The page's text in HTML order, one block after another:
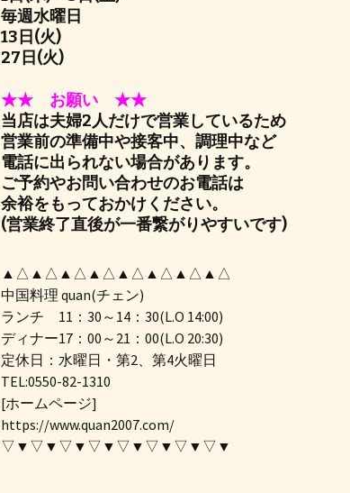
毎週水曜日
13日(火)
27日(火)
★★ お願い ★★
当店は夫婦2人だけで営業しているため
営業前の準備中や接客中、調理中など
電話に出られない場合があります。
ご予約やお問い合わせのお電話は
余裕をもっておかけください。
(営業終了直後が一番繋がりやすいです)
▲△▲△▲△▲△▲△▲△▲△▲△
中国料理 quan(チェン)
ランチ 11：30～14：30(L.O 14:00)
ディナー17：00～21：00(L.O 20:30)
定休日：水曜日・第2、第4火曜日
TEL:0550-82-1310
[ホームページ]
https://www.quan2007.com/
▽▼▽▼▽▼▽▼▽▼▽▼▽▼▽▼